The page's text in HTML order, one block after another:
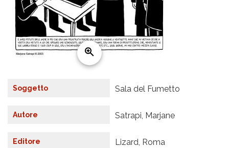
Soggetto Sala del Fumetto
Autore Satrapi, Marjane
Editore Lizard, Roma